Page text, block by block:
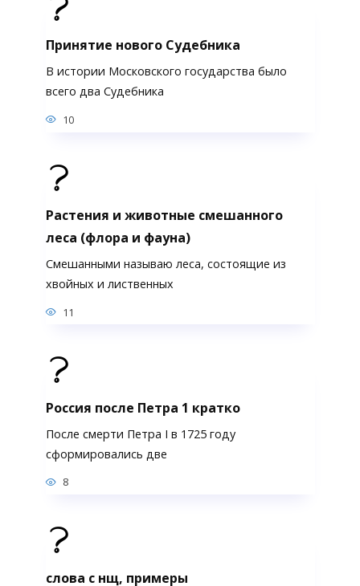
Принятие нового Судебника
В истории Московского государства было
всего два Судебника
10
Растения и животные смешанного
леса (флора и фауна)
Смешанными называю леса, состоящие из
хвойных и лиственных
11
Россия после Петра 1 кратко
После смерти Петра I в 1725 году
сформировались две
8
слова с нщ, примеры